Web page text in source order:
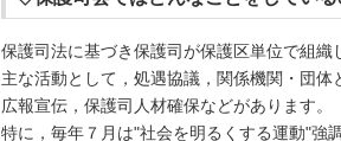
保護司法に基づき保護司が保護区単位で組織
主な活動として，処遇協議，関係機関・団
広報宣伝，保護司人材確保などがあります。
特に，毎年７月は"社会を明るくする運動"強